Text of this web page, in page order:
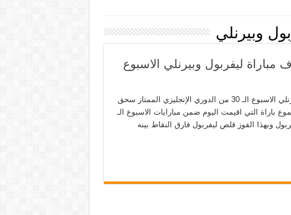
وبيرنلي
ليفربول وبيرنلي 4-2 اهداف مباراة ليفربول وبيرنلي الاسبوع
ملخص مباراة ليفربول وبيرنلي 4-2 اهداف مباراة ليفربول وبيرنلي الاسبوع الـ 30 من الدوري الإنجليزي الممتاز سحق
باراة التي اقيمت اليوم ضمن مبارايات الاسبوع الـ
وبهذا الفوز قلص ليفربول فارق النقاط بينه